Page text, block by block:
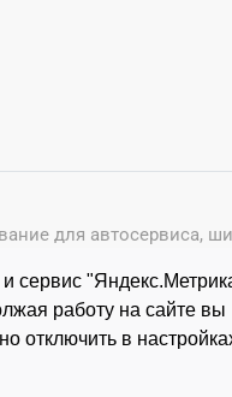
сервис
работу на сайте вы
отключить в
для автосервиса,
возможно только с